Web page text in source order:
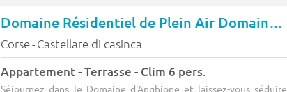
Domaine Résidentiel de Plein Air Domaine D'Anghione
Corse- Castellare di casinca
Appartement - Terrasse - Clim 6 pers.
Séjournez dans le Domaine d'Anghione et laissez-vous séduire